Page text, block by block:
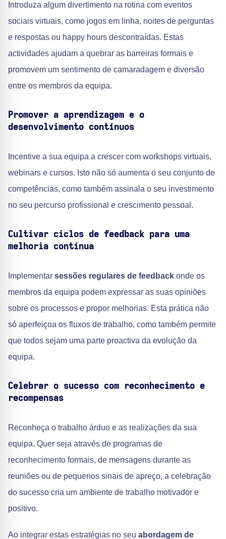
Introduza algum divertimento na rotina com eventos
sociais virtuais, como jogos em linha, noites de perguntas
e respostas ou happy hours descontraídas. Estas
actividades ajudam a quebrar as barreiras formais e
promovem um sentimento de camaradagem e diversão
entre os membros da equipa.
Promover a aprendizagem e o
desenvolvimento contínuos
Incentive a sua equipa a crescer com workshops virtuais,
webinars e cursos. Isto não só aumenta o seu conjunto de
competências, como também assinala o seu investimento
no seu percurso profissional e crescimento pessoal.
Cultivar ciclos de feedback para uma
melhoria contínua
Implementar sessões regulares de feedback onde os
membros da equipa podem expressar as suas opiniões
sobre os processos e propor melhorias. Esta prática não
só aperfeiçoa os fluxos de trabalho, como também permite
que todos sejam uma parte proactiva da evolução da
equipa.
Celebrar o sucesso com reconhecimento e
recompensas
Reconheça o trabalho árduo e as realizações da sua
equipa. Quer seja através de programas de
reconhecimento formais, de mensagens durante as
reuniões ou de pequenos sinais de apreço, a celebração
do sucesso cria um ambiente de trabalho motivador e
positivo.
Ao integrar estas estratégias no seu abordagem de